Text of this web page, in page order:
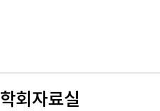
학회자료실